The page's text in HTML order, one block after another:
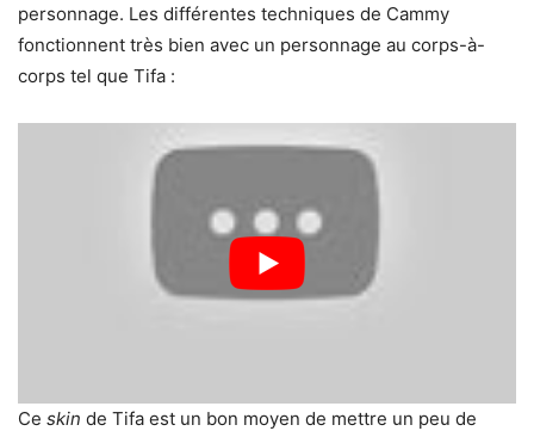
personnage. Les différentes techniques de Cammy
fonctionnent très bien avec un personnage au corps-à-
corps tel que Tifa :
Ce skin de Tifa est un bon moyen de mettre un peu de